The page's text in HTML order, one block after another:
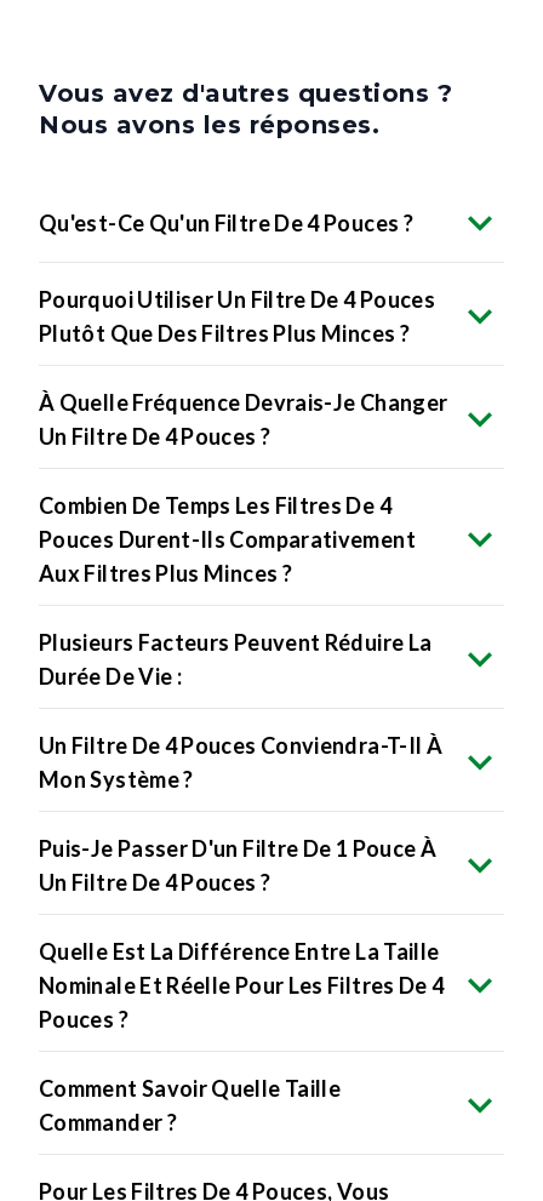
Vous avez d'autres questions ?
Nous avons les réponses.
Qu'est-Ce Qu'un Filtre De 4 Pouces ?
Pourquoi Utiliser Un Filtre De 4 Pouces
Plutôt Que Des Filtres Plus Minces ?
À Quelle Fréquence Devrais-Je Changer
Un Filtre De 4 Pouces ?
Combien De Temps Les Filtres De 4
Pouces Durent-Ils Comparativement
Aux Filtres Plus Minces ?
Plusieurs Facteurs Peuvent Réduire La
Durée De Vie :
Un Filtre De 4 Pouces Conviendra-T-Il À
Mon Système ?
Puis-Je Passer D'un Filtre De 1 Pouce À
Un Filtre De 4 Pouces ?
Quelle Est La Différence Entre La Taille
Nominale Et Réelle Pour Les Filtres De 4
Pouces ?
Comment Savoir Quelle Taille
Commander ?
Pour Les Filtres De 4 Pouces, Vous